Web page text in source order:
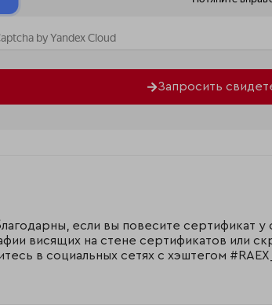
Запросить
если вы повесите сертификат
висящих на стене сертификатов или
в социальных сетях с хэштегом